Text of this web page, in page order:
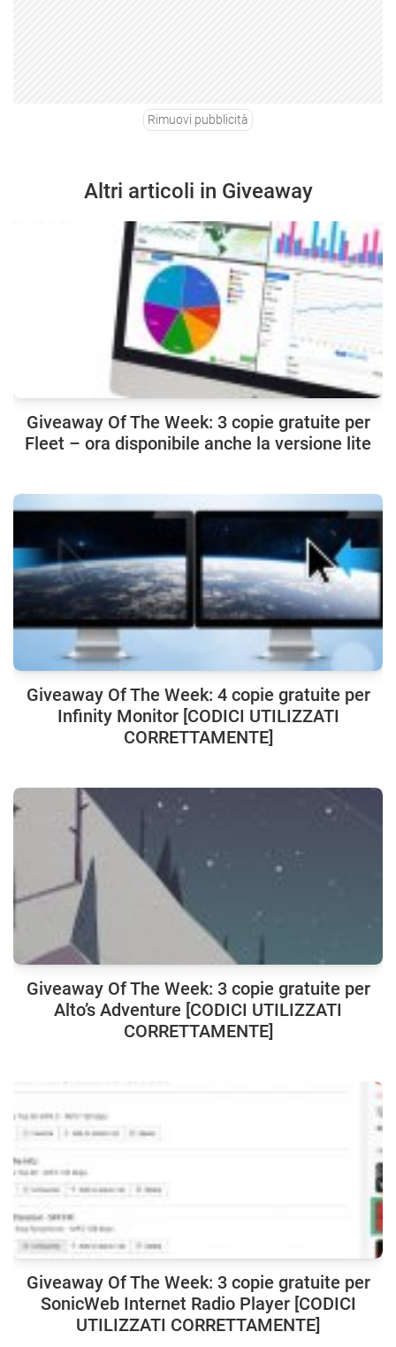
Rimuovi pubblicità
Altri articoli in Giveaway
Giveaway Of The Week: 3 copie gratuite per
Fleet – ora disponibile anche la versione lite
Giveaway Of The Week: 4 copie gratuite per
Infinity Monitor [CODICI UTILIZZATI
CORRETTAMENTE]
Giveaway Of The Week: 3 copie gratuite per
Alto’s Adventure [CODICI UTILIZZATI
CORRETTAMENTE]
Giveaway Of The Week: 3 copie gratuite per
SonicWeb Internet Radio Player [CODICI
UTILIZZATI CORRETTAMENTE]